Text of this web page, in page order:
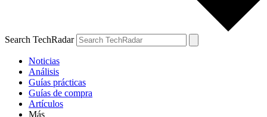
Search TechRadar
Noticias
Análisis
Guías prácticas
Guías de compra
Artículos
Más